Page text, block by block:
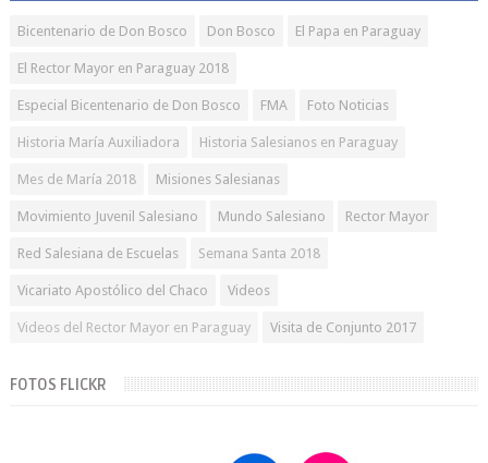
Bicentenario de Don Bosco Don Bosco El Papa en Paraguay
El Rector Mayor en Paraguay 2018
Especial Bicentenario de Don Bosco FMA Foto Noticias
Historia María Auxiliadora Historia Salesianos en Paraguay
Mes de María 2018 Misiones Salesianas
Movimiento Juvenil Salesiano Mundo Salesiano Rector Mayor
Red Salesiana de Escuelas Semana Santa 2018
Vicariato Apostólico del Chaco Videos
Videos del Rector Mayor en Paraguay Visita de Conjunto 2017
FOTOS FLICKR